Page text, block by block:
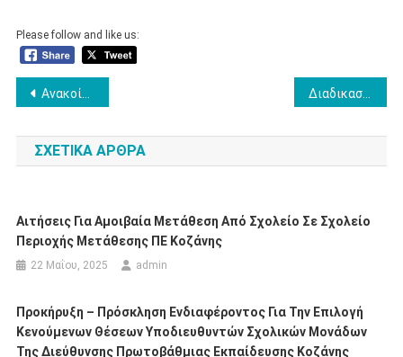
Please follow and like us:
Πλοήγηση
άρθρων
Ανακοίνωση τοποθέτησης οργανικά υπεράριθμων εκπαιδευτικών κλάδου ΠΕ70 από το ΠΥΣΠΕ Κοζάνης Διαδικασία εισαγωγής των μαθητών στην Α΄ τάξη Γυμνασίου του Καλλιτεχνικού Γυμνασίου με Λ.Τ. Κοζάνης για το σχολικό έτος 2025-2026
ΣΧΕΤΙΚΆ ΆΡΘΡΑ
Αιτήσεις Για Αμοιβαία Μετάθεση Από Σχολείο Σε Σχολείο
Περιοχής Μετάθεσης ΠΕ Κοζάνης
22 Μαΐου, 2025 admin
Προκήρυξη – Πρόσκληση Ενδιαφέροντος Για Την Επιλογή
Κενούμενων Θέσεων Υποδιευθυντών Σχολικών Μονάδων
Της Διεύθυνσης Πρωτοβάθμιας Εκπαίδευσης Κοζάνης